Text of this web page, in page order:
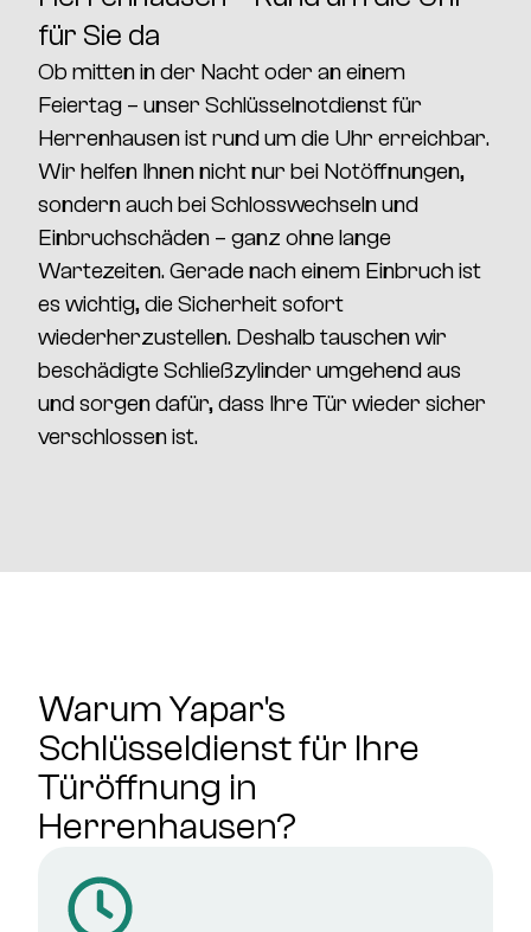
für Sie da
Ob mitten in der Nacht oder an einem
Feiertag – unser Schlüsselnotdienst für
Herrenhausenistrund um die Uhr erreichbar.
Wir helfen Ihnen nicht nur bei Notöffnungen,
sondern auch beiSchlosswechseln und
Einbruchschäden – ganz ohne lange
Wartezeiten. Gerade nach einem Einbruch ist
es wichtig, die Sicherheit sofort
wiederherzustellen. Deshalb tauschen wir
beschädigte Schließzylinder umgehend aus
und sorgen dafür, dass Ihre Tür wieder sicher
verschlossen ist.
Warum Yapar's
Schlüsseldienst für Ihre
Türöffnung in
Herrenhausen?